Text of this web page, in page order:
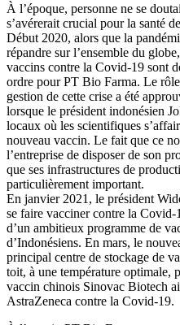
À l’époque, personne ne se
s’avérerait crucial pour la santé
Début 2020, alors que la
répandre sur l’ensemble du
vaccins contre la Covid-19 sont
ordre pour PT Bio Farma. Le
gestion de cette crise a été
lorsque le président indonésien
locaux où les scientifiques
nouveau vaccin. Le fait que ce
l’entreprise de disposer de son
que ses infrastructures de
particulièrement important.
En janvier 2021, le président
se faire vacciner contre la
d’un ambitieux programme de
d’Indonésiens. En mars, le
principal centre de stockage de
toit, à une température optimale,
vaccin chinois Sinovac Biotech
AstraZeneca contre la Covid-19.